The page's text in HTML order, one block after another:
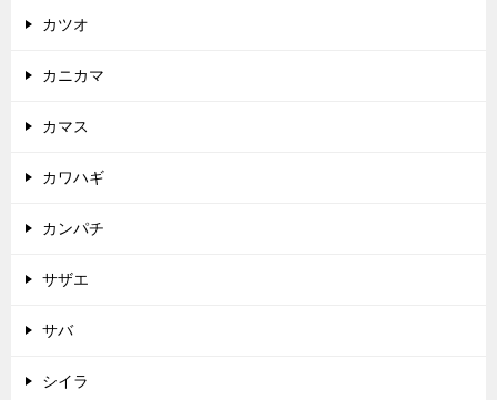
カツオ
カニカマ
カマス
カワハギ
カンパチ
サザエ
サバ
シイラ